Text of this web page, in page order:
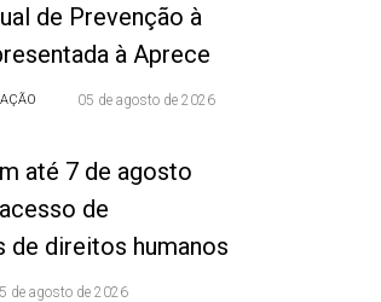
de Prevenção à
à Aprece
05 de agosto de 2026
até 7 de agosto
de
de direitos humanos
de agosto de 2026